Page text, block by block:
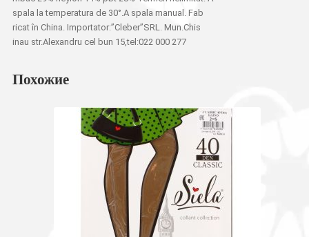
spala la temperatura de 30°.A spala manual. Fab
ricat în China. Importator:”Cleber”SRL. Mun.Chis
inau str.Alexandru cel bun 15,tel:022 000 277
Похожие